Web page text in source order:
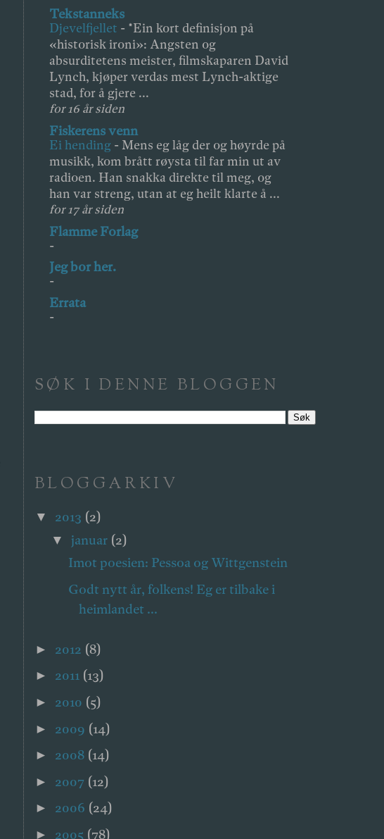
Tekstanneks
Djevelfjellet - *Ein kort definisjon på
«historisk ironi»: Angsten og
absurditetens meister, filmskaparen David
Lynch, kjøper verdas mest Lynch-aktige
stad, for å gjere ...
for 16 år siden
Fiskerens venn
Ei hending - Mens eg låg der og høyrde på
musikk, kom brått røysta til far min ut av
radioen. Han snakka direkte til meg, og
han var streng, utan at eg heilt klarte å ...
for 17 år siden
Flamme Forlag
-
Jeg bor her.
-
Errata
-
SØK I DENNE BLOGGEN
BLOGGARKIV
▼ 2013 (2)
▼ januar (2)
Imot poesien: Pessoa og Wittgenstein
Godt nytt år, folkens! Eg er tilbake i
heimlandet ...
► 2012 (8)
► 2011 (13)
► 2010 (5)
► 2009 (14)
► 2008 (14)
► 2007 (12)
► 2006 (24)
► 2005 (78)